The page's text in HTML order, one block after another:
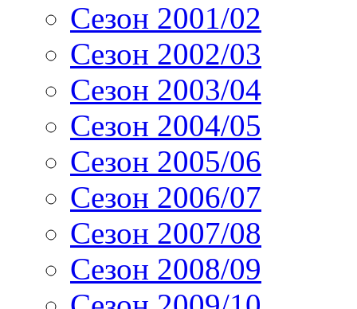
Сезон 2001/02
Сезон 2002/03
Сезон 2003/04
Сезон 2004/05
Сезон 2005/06
Сезон 2006/07
Сезон 2007/08
Сезон 2008/09